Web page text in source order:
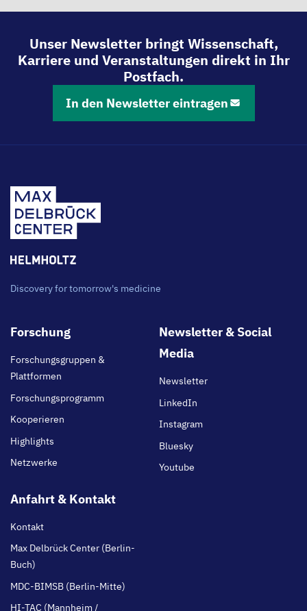
Unser Newsletter bringt Wissenschaft,
Karriere und Veranstaltungen direkt in Ihr
Postfach.
In den Newsletter eintragen
Discovery for tomorrow's medicine
Footer
Forschung
Forschungsgruppen &
Plattformen
Forschungsprogramm
Kooperieren
Highlights
Netzwerke
Newsletter & Social
Media
Newsletter
LinkedIn
Instagram
Bluesky
Youtube
Anfahrt & Kontakt
Kontakt
Max Delbrück Center (Berlin-
Buch)
MDC-BIMSB (Berlin-Mitte)
HI-TAC (Mannheim /